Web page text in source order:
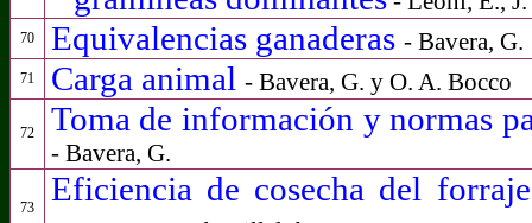
70 Equivalencias ganaderas - Bavera, G.
71 Carga animal - Bavera, G. y O. A. Bocco
72 Toma de información y normas
- Bavera, G.
73
Eficiencia de cosecha del